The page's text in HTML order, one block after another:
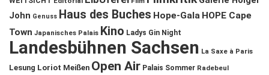
John Genuss Haus des Buches Hope-Gala HOPE Cape
Town Japanisches Palais Kino Ladys Gin Night
Landesbühnen Sachsen La Saxe à Paris
Lesung Loriot Meißen Open Air Palais Sommer Radebeul